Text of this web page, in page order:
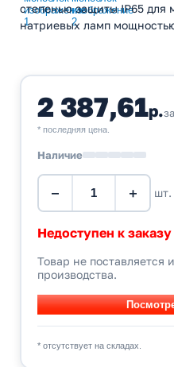
степенью защиты IP65 для
натриевых ламп
2 387,61р.
* последняя цена.
Наличие
− + шт.
Недоступен к заказу
Товар не поставляется
производства.
* отсутствует на складах.